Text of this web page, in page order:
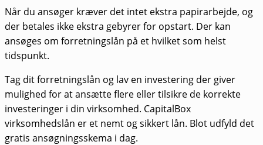
Når du ansøger kræver det intet ekstra papirarbejde, og
der betales ikke ekstra gebyrer for opstart. Der kan
ansøges om forretningslån på et hvilket som helst
tidspunkt.
Tag dit forretningslån og lav en investering der giver
mulighed for at ansætte flere eller tilsikre de korrekte
investeringer i din virksomhed. CapitalBox
virksomhedslån er et nemt og sikkert lån. Blot udfyld det
gratis ansøgningsskema i dag.